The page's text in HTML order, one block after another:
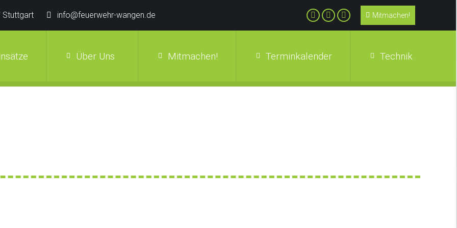
Stuttgart info@feuerwehr-wangen.de Mitmachen!
Über Uns Mitmachen! Terminkalender Technik